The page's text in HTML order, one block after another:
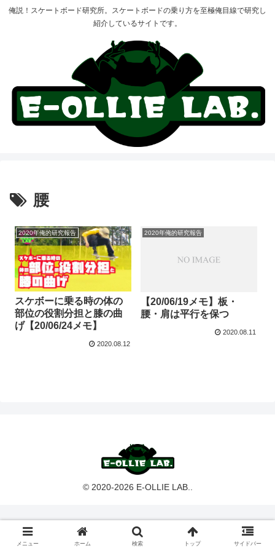
俺説！スケートボード研究所。スケートボードの乗り方を至極俺目線で研究し
紹介しているサイトです。
腰
2020年俺的研究報告
スケボーに乗る時の体の
部位の役割分担と膝の曲
げ【20/06/24メモ】
2020.08.12
2020年俺的研究報告
【20/06/19メモ】板・
腰・肩は平行を保つ
2020.08.11
© 2020-2026 E-OLLIE LAB..
メニュー ホーム 検索 トップ サイドバー